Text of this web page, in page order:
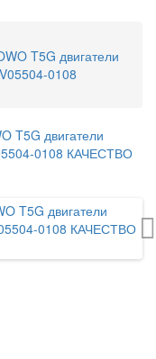
T5G двигатели